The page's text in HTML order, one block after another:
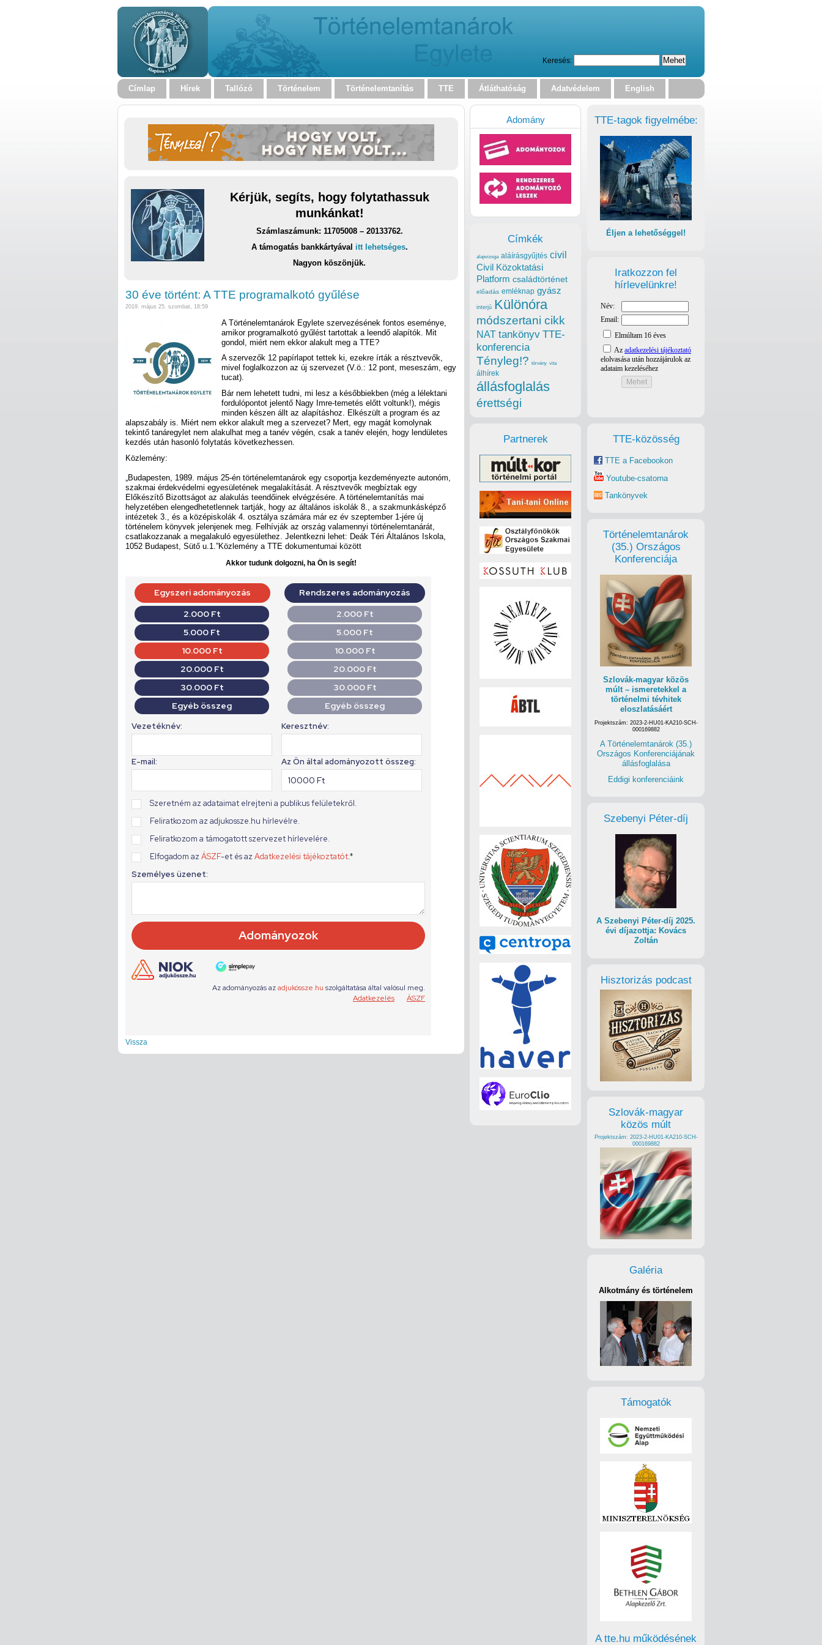
Keresés:
Címlap Hírek Tallózó Történelem Történelemtanítás TTE Átláthatóság Adatvédelem English
Kérjük, segíts, hogy folytathassuk
munkánkat!
Számlaszámunk: 11705008 – 20133762.
A támogatás bankkártyával itt lehetséges.
Nagyon köszönjük.
30 éve történt: A TTE programalkotó gyűlése
2019. május 25. szombat, 18:59
A Történelemtanárok Egylete szervezésének fontos eseménye,
amikor programalkotó gyűlést tartottak a leendő alapítók. Mit
gondol, miért nem ekkor alakult meg a TTE?
A szervezők 12 papírlapot tettek ki, ezekre írták a résztvevők,
mivel foglalkozzon az új szervezet (V.ö.: 12 pont, meseszám, egy
tucat).
Bár nem lehetett tudni, mi lesz a későbbiekben (még a lélektani
fordulópontot jelentő Nagy Imre-temetés előtt voltunk!), mégis
minden készen állt az alapításhoz. Elkészült a program és az
alapszabály is. Miért nem ekkor alakult meg a szervezet? Mert, egy magát komolynak
tekintő tanáregylet nem alakulhat meg a tanév végén, csak a tanév elején, hogy lendületes
kezdés után hasonló folytatás következhessen.
Közlemény:
„Budapesten, 1989. május 25-én történelemtanárok egy csoportja kezdeményezte autonóm,
szakmai érdekvédelmi egyesületének megalakítását. A résztvevők megbíztak egy
Előkészítő Bizottságot az alakulás teendőinek elvégzésére. A történelemtanítás mai
helyzetében elengedhetetlennek tartják, hogy az általános iskolák 8., a szakmunkásképző
intézetek 3., és a középiskolák 4. osztálya számára már ez év szeptember 1-jére új
történelem könyvek jelenjenek meg. Felhívják az ország valamennyi történelemtanárát,
csatlakozzanak a megalakuló egyesülethez. Jelentkezni lehet: Deák Téri Általános Iskola,
1052 Budapest, Sütő u.1.”Közlemény a TTE dokumentumai között
Akkor tudunk dolgozni, ha Ön is segít!
Vissza
TTE-tagok figyelmébe:
Éljen a lehetőséggel!
Iratkozzon fel
hírlevelünkre!
TTE-közösség
TTE a Facebookon
Youtube-csatorna
Tankönyvek
Történelemtanárok
(35.) Országos
Konferenciája
Szlovák-magyar közös
múlt – ismeretekkel a
történelmi tévhitek
eloszlatásáért
Projektszám: 2023-2-HU01-KA210-SCH-
000169882
A Történelemtanárok (35.)
Országos Konferenciájának
állásfoglalása
Eddigi konferenciáink
Szebenyi Péter-díj
A Szebenyi Péter-díj 2025.
évi díjazottja: Kovács
Zoltán
Hisztorizás podcast
Szlovák-magyar
közös múlt
Projektszám: 2023-2-HU01-KA210-SCH-
000169882
Galéria
Alkotmány és történelem
Támogatók
A tte.hu működésének
Adomány
Címkék
alapvizsga aláírásgyűjtés civil
Civil Közoktatási
Platform családtörténet
előadás emléknap gyász
interjú Különóra
módszertani cikk
NAT tankönyv TTE-
konferencia
Tényleg!? törvény vita
álhírek
állásfoglalás
érettségi
Partnerek